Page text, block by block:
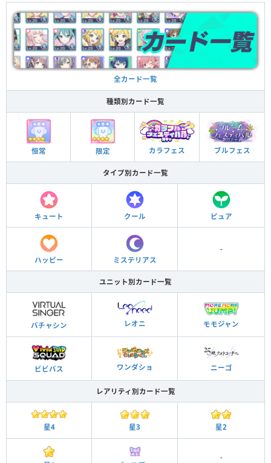
全カード一覧
種類別カード一覧
恒常 限定 カラフェス ブルフェス
タイプ別カード一覧
キュート クール ピュア
ハッピー ミステリアス
-
ユニット別カード一覧
バチャシン レオニ モモジャン
ビビバス ワンダショ ニーゴ
レアリティ別カード一覧
星4 星3 星2
-